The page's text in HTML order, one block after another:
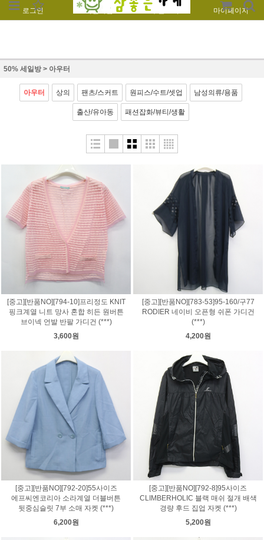
로그인 회원가입 주문조회 마이페이지
50% 세일방> 아우터
아우터 상의 팬츠/스커트 원피스/수트/셋업 남성의류/용품
출산/유아동 패션잡화/뷰티/생활
[중고][반품NO][794-10]프리정도 KNIT
핑크계열 니트 망사 혼합 히든 원버튼
브이넥 언발 반팔 가디건 (***)
3,600원
[중고][반품NO][783-53]95-160/구77
RODIER 네이비 오픈형 쉬폰 가디건
(***)
4,200원
[중고][반품NO][792-20]55사이즈
에프씨엔코리아 소라계열 더블버튼
뒷중심슬릿 7부 소매 자켓 (***)
6,200원
[중고][반품NO][792-8]95사이즈
CLIMBERHOLIC 블랙 매쉬 절개 배색
경량 후드 집업 자켓 (***)
5,200원